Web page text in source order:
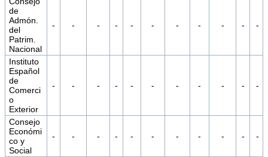
de
Admón.
del
Patrim.
Nacional
- - - - - - - - - - -
Instituto
Español
de
Comerci
o
Exterior
- - - - - - - - - - -
Consejo
Económi
co y
Social
- - - - - - - - - - -